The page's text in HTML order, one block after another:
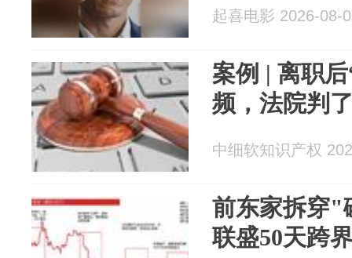
起喜电影 2026-08-
案例 | 离职
频，法院判
中细软知识产权
前东家拆穿"
联盛50天跨